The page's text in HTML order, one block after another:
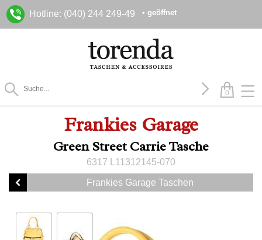
Hotline: (040) 244 249-49 • geöffnet
0
Frankies Garage
Green Street Carrie Tasche
6317 L11312145-070
Frankies Garage Taschen